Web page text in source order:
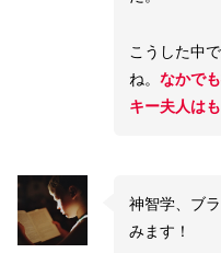
こうした中
ね。なかで
キー夫人は
神智学、ブ
みます！